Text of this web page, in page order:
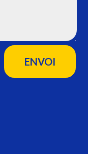
ENVOI